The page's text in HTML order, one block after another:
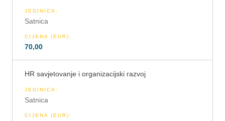
JEDINICA :
Satnica
CIJENA (EUR):
70,00
HR savjetovanje i organizacijski razvoj
JEDINICA :
Satnica
CIJENA (EUR):